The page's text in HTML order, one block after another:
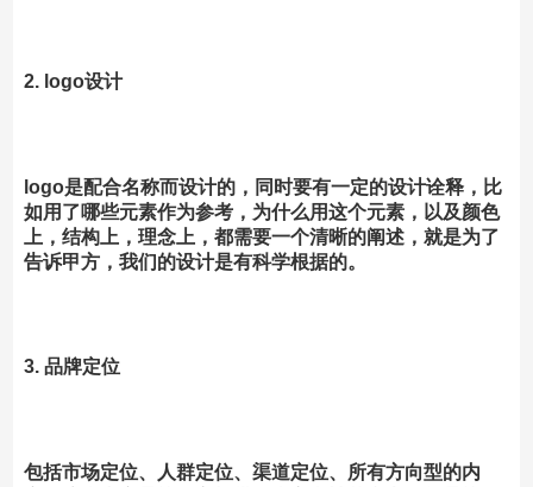
2. logo设计
logo是配合名称而设计的，同时要有一定的设计诠释，比
如用了哪些元素作为参考，为什么用这个元素，以及颜色
上，结构上，理念上，都需要一个清晰的阐述，就是为了
告诉甲方，我们的设计是有科学根据的。
3. 品牌定位
包括市场定位、人群定位、渠道定位、所有方向型的内